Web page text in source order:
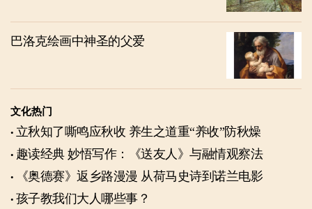
巴洛克绘画中神圣的父爱
文化热门
立秋知了嘶鸣应秋收 养生之道重“养收”防秋燥
趣读经典 妙悟写作：《送友人》与融情观察法
《奥德赛》返乡路漫漫 从荷马史诗到诺兰电影
孩子教我们大人哪些事？